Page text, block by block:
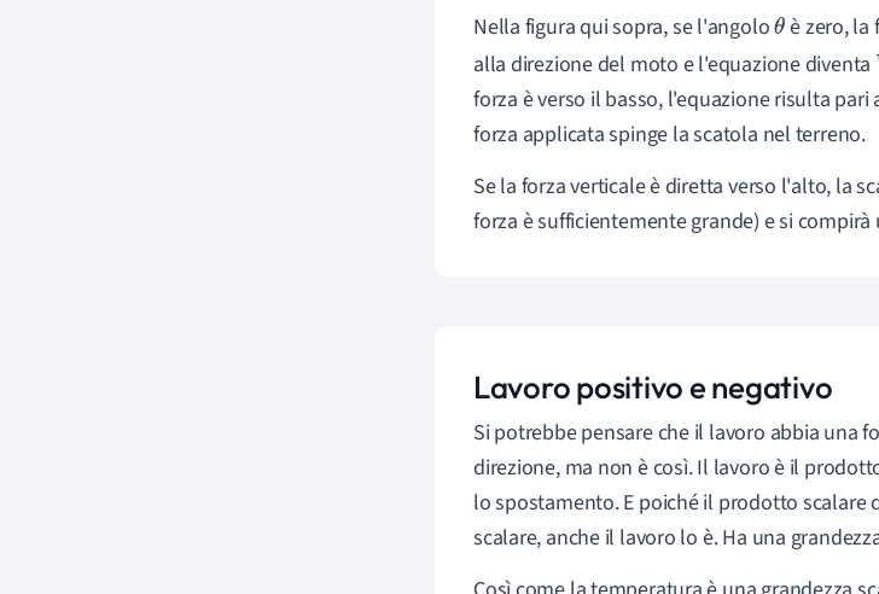
Nella figura qui sopra,se l'angoloθè zero,
alla direzione del moto e l'equazione diventa
forza è verso il basso, l'equazione risulta
forza applicata spinge la scatola nel terreno.
Se la forza verticale è diretta verso l'alto, la
forza è sufficientemente grande) e si compirà
Lavoro positivo e negativo
Si potrebbe pensare che il lavoro abbia una
direzione, ma non è così. Il lavoro è il
lo spostamento. E poiché il prodotto scalare
scalare, anche il lavoro lo è. Ha una